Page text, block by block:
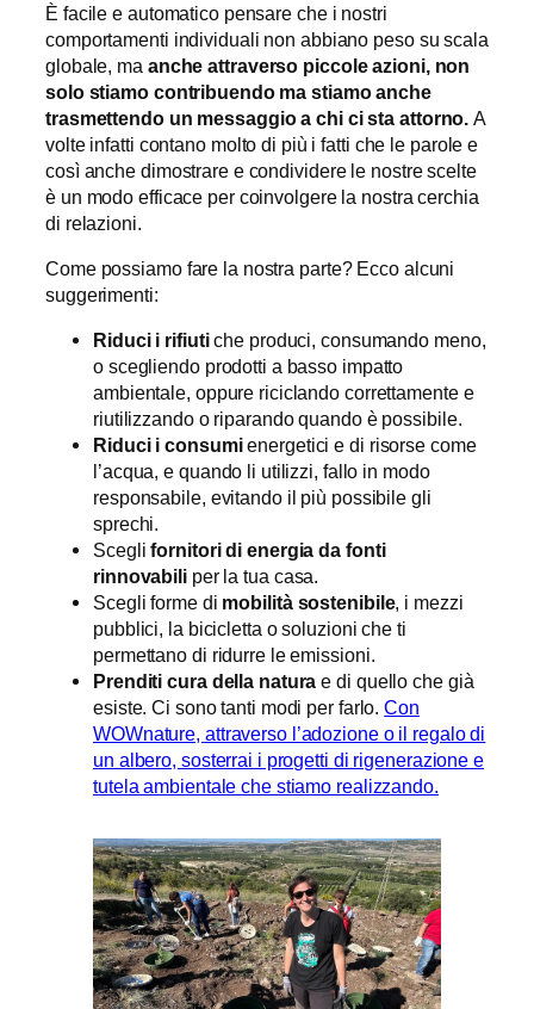
È facile e automatico pensare che i nostri
comportamenti individuali non abbiano peso su scala
globale, ma anche attraverso piccole azioni, non
solo stiamo contribuendo ma stiamo anche
trasmettendo un messaggio a chi ci sta attorno. A
volte infatti contano molto di più i fatti che le parole e
così anche dimostrare e condividere le nostre scelte
è un modo efficace per coinvolgere la nostra cerchia
di relazioni.
Come possiamo fare la nostra parte? Ecco alcuni
suggerimenti:
Riduci i rifiutiche produci, consumando meno,
o scegliendo prodotti a basso impatto
ambientale, oppure riciclando correttamente e
riutilizzando o riparando quando è possibile.
Riduci i consumienergetici e di risorse come
l’acqua, e quando li utilizzi, fallo in modo
responsabile, evitando il più possibile gli
sprechi.
Sceglifornitori di energia da fonti
rinnovabiliper la tua casa.
Scegli forme di mobilità sostenibile, i mezzi
pubblici, la bicicletta o soluzioni che ti
permettano di ridurre le emissioni.
Prenditi cura della natura e di quello che già
esiste. Ci sono tanti modi per farlo.Con
WOWnature, attraverso l’adozione o il regalo di
un albero, sosterrai i progetti di rigenerazione e
tutela ambientale che stiamo realizzando.